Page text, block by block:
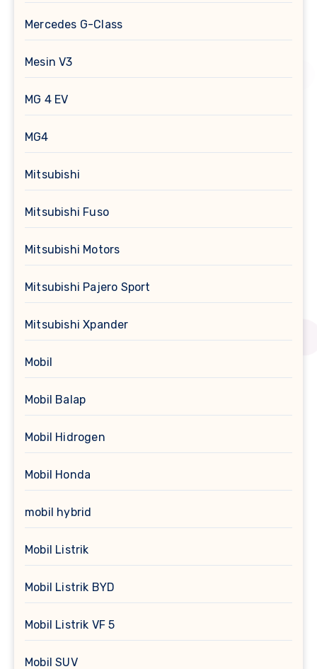
Mercedes G-Class
Mesin V3
MG 4 EV
MG4
Mitsubishi
Mitsubishi Fuso
Mitsubishi Motors
Mitsubishi Pajero Sport
Mitsubishi Xpander
Mobil
Mobil Balap
Mobil Hidrogen
Mobil Honda
mobil hybrid
Mobil Listrik
Mobil Listrik BYD
Mobil Listrik VF 5
Mobil SUV